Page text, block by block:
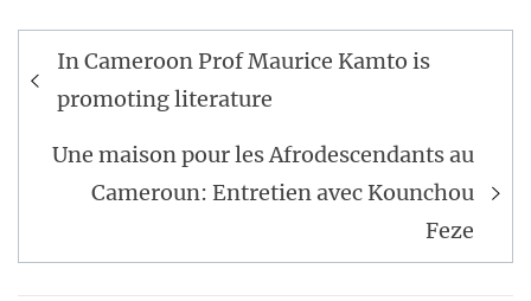
Navigation
de
l’article
In Cameroon Prof Maurice Kamto is
promoting literature
Une maison pour les Afrodescendants au
Cameroun: Entretien avec Kounchou
Feze